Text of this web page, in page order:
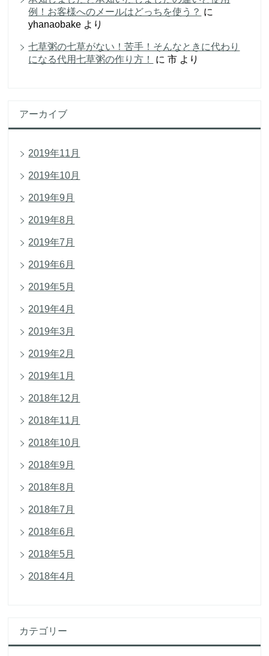
例！お客様へのメールはどっちを使う？ に
yhanaobake より
七草粥の七草がない！苦手！そんなときに代わり
になる代用七草粥の作り方！
に市 より
アーカイブ
2019年11月
2019年10月
2019年9月
2019年8月
2019年7月
2019年6月
2019年5月
2019年4月
2019年3月
2019年2月
2019年1月
2018年12月
2018年11月
2018年10月
2018年9月
2018年8月
2018年7月
2018年6月
2018年5月
2018年4月
カテゴリー